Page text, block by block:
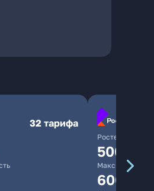
32 тарифа
Ростелеком
500
Максимальная
600